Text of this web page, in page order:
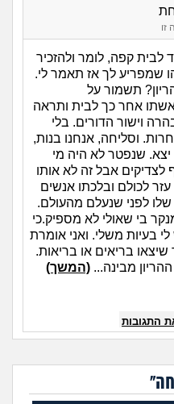
זו
לבית קפה, לומר ולהזכיר
שמפריע לך אז תאמר לי.
תשמור על
אחר כך לבית ותראה
וישור הדורים. בלי
וסליחה, אנחנו בנות,
יצא. שנפטר לא היה מי
לצדיקים אבל זה לא אותו
לכולם ובלכתו אנשים
שלו לפני שנעלם מהעולם.
בי שאולי לא מספיק.כי
בעיות משלי. ואני אומרת
בריאים או בריאות.
מבינה... (המשך)
התגובות